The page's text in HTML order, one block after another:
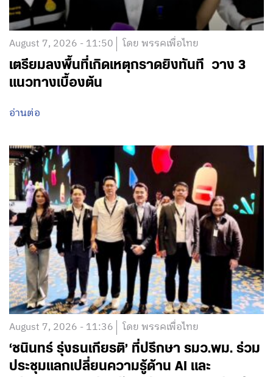
August 7, 2026 - 11:50 โดย พรรคเพื่อไทย
เตรียมลงพื้นที่เกิดเหตุกราดยิงทันที วาง 3
แนวทางเบื้องต้น
อ่านต่อ
August 7, 2026 - 11:36 โดย พรรคเพื่อไทย
‘ชนินทร์ รุ่งธนเกียรติ’ ที่ปรึกษา รมว.พม. ร่วม
ประชุมแลกเปลี่ยนความรู้ด้าน AI และ